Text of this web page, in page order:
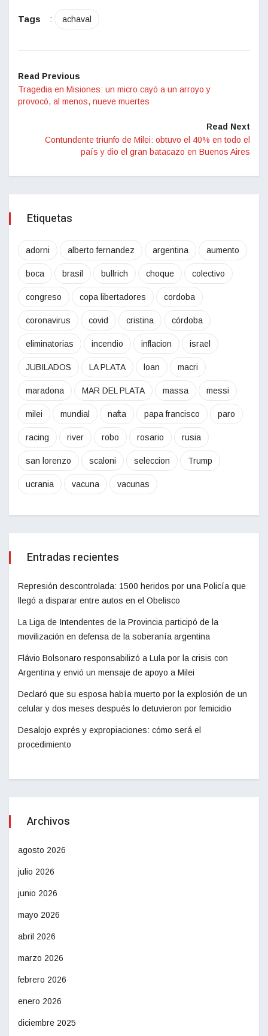
Tags : achaval
Read Previous
Tragedia en Misiones: un micro cayó a un arroyo y
provocó, al menos, nueve muertes
Read Next
Contundente triunfo de Milei: obtuvo el 40% en todo el
país y dio el gran batacazo en Buenos Aires
Etiquetas
adorni alberto fernandez argentina aumento
boca brasil bullrich choque colectivo
congreso copa libertadores cordoba
coronavirus covid cristina córdoba
eliminatorias incendio inflacion israel
JUBILADOS LA PLATA loan macri
maradona MAR DEL PLATA massa messi
milei mundial nafta papa francisco paro
racing river robo rosario rusia
san lorenzo scaloni seleccion Trump
ucrania vacuna vacunas
Entradas recientes
Represión descontrolada: 1500 heridos por una Policía que
llegó a disparar entre autos en el Obelisco
La Liga de Intendentes de la Provincia participó de la
movilización en defensa de la soberanía argentina
Flávio Bolsonaro responsabilizó a Lula por la crisis con
Argentina y envió un mensaje de apoyo a Milei
Declaró que su esposa había muerto por la explosión de un
celular y dos meses después lo detuvieron por femicidio
Desalojo exprés y expropiaciones: cómo será el
procedimiento
Archivos
agosto 2026
julio 2026
junio 2026
mayo 2026
abril 2026
marzo 2026
febrero 2026
enero 2026
diciembre 2025